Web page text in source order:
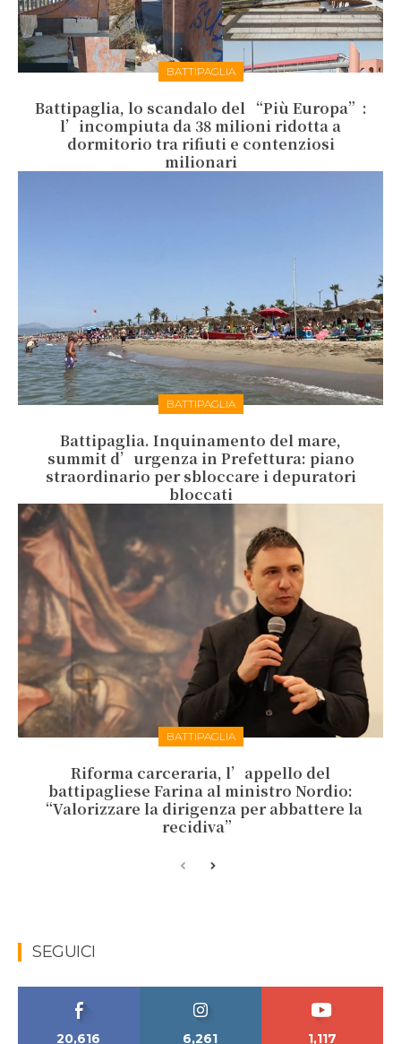
BATTIPAGLIA
Battipaglia, lo scandalo del “Più Europa”:
l’incompiuta da 38 milioni ridotta a
dormitorio tra rifiuti e contenziosi
milionari
BATTIPAGLIA
Battipaglia. Inquinamento del mare,
summit d’urgenza in Prefettura: piano
straordinario per sbloccare i depuratori
bloccati
BATTIPAGLIA
Riforma carceraria, l’appello del
battipagliese Farina al ministro Nordio:
“Valorizzare la dirigenza per abbattere la
recidiva”
SEGUICI
20,616 6,261 1,117